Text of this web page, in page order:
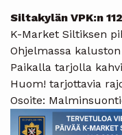
Siltakylän VPK:n
K-Market Siltiksen
Ohjelmassa
Paikalla tarjolla
Huom! tarjottavia
Osoite: